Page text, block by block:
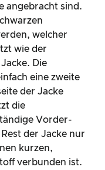
angebracht sind.
welcher
wie der
Die
eine zweite
der Jacke
die
Vorder-
der Jacke nur
kurzen,
verbunden ist.